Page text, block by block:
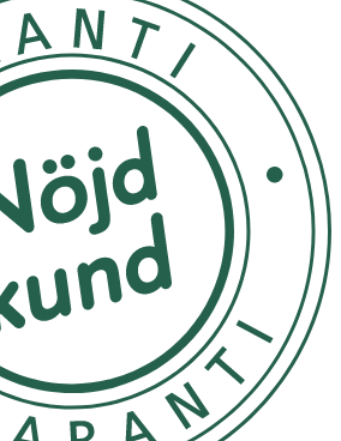
hudvänliga smycken varsamt,
Ta av dig dina smycken när du
att få smink,
och andra kemikalier på
rengör dina smycken regelbundet
behåller de sin lyster. För
innebär det dessutom att
i medicinsk plast är
stiften, krokarna och hängena
hanteras varsamt. Tryck ihop
före användning, så sitter låsen